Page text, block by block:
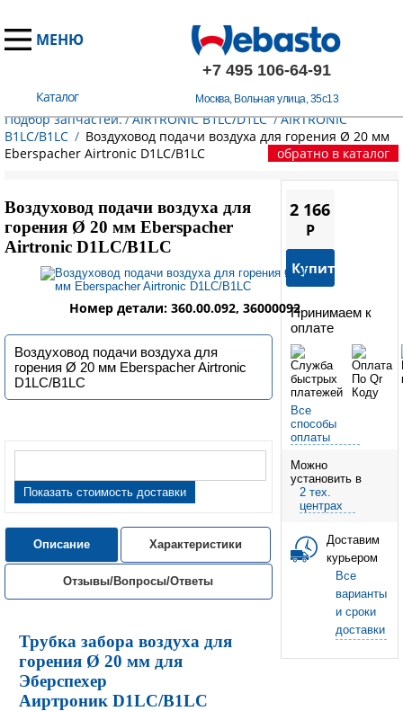
МЕНЮ
+7 495 106-64-91
Москва, Вольная улица, 35с13
Каталог
Главная /Запчасти Эберспехер/Воздушные отопители.
Подбор запчастей./AIRTRONIC B1LC/D1LC/AIRTRONIC
B1LC/B1LC / Воздуховод подачи воздуха для горения Ø 20 мм
Eberspacher Airtronic D1LC/B1LC
обратно в каталог
Принимаем к
оплате
Все
способы
оплаты
Можно
установить в
2 тех.
центрах
Доставим
курьером
Все
варианты
и сроки
доставки
2 166
P
Купить
Воздуховод подачи воздуха для
горения Ø 20 мм Eberspacher
Airtronic D1LC/B1LC
Номер детали: 360.00.092, 36000092
Воздуховод подачи воздуха для
горения Ø 20 мм Eberspacher Airtronic
D1LC/B1LC
Показать стоимость доставки
Описание Характеристики
Отзывы/Вопросы/Ответы
Трубка забора воздуха для
горения Ø 20 мм для
Эберспехер
Аиртроник D1LC/B1LC